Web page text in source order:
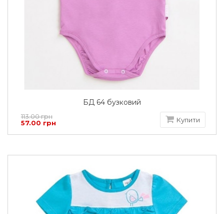
БД 64 бузковий
113.00 грн
57.00 грн
Купити